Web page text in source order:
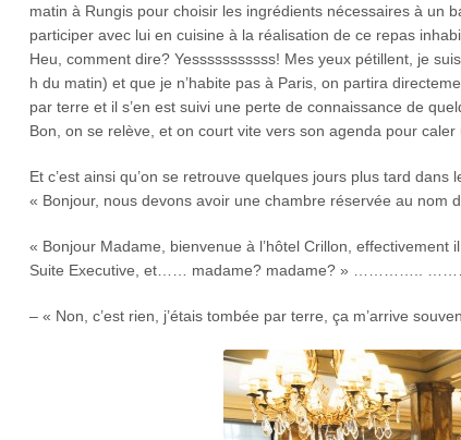
matin à Rungis pour choisir les ingrédients nécessaires à un
participer avec lui en cuisine à la réalisation de ce repas
Heu, comment dire? Yesssssssssss! Mes yeux pétillent, je
h du matin) et que je n’habite pas à Paris, on partira
par terre et il s’en est suivi une perte de
Bon, on se relève, et on court vite vers son agenda pour
Et c’est ainsi qu’on se retrouve quelques jours plus tard
« Bonjour, nous devons avoir une chambre réservée au nom
« Bonjour Madame, bienvenue à l’hôtel Crillon,
Suite Executive, et…… madame? madame? » …………..
– « Non, c’est rien, j’étais tombée par terre, ça m’arrive